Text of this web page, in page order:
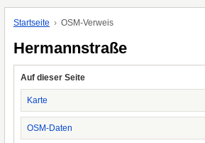
Startseite OSM-Verweis
Hermannstraße
Auf dieser Seite
Karte
OSM-Daten